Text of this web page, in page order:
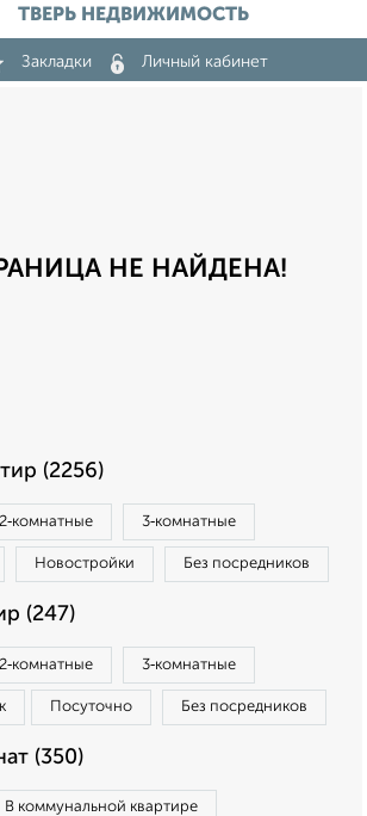
ТВЕРЬ НЕДВИЖИМОСТЬ
Закладки Личный кабинет
НЕ НАЙДЕНА!
(2256)
2‑комнатные 3‑комнатные
Новостройки Без посредников
(247)
2‑комнатные 3‑комнатные
Посуточно Без посредников
(350)
В коммунальной квартире